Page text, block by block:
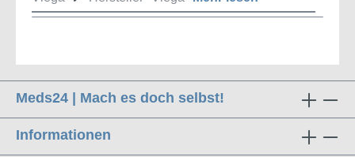
Meds24 | Mach es doch selbst!
Informationen